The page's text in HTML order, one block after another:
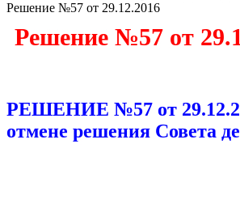
Решение №57 от 29.12.2016
Решение №57 от
РЕШЕНИЕ №57 от
отмене решения Совета